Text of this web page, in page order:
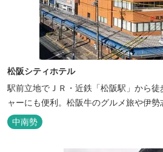
松阪シティホテル
駅前立地でＪＲ・近鉄「松阪駅」から
ャーにも便利。松阪牛のグルメ旅や伊勢
中南勢